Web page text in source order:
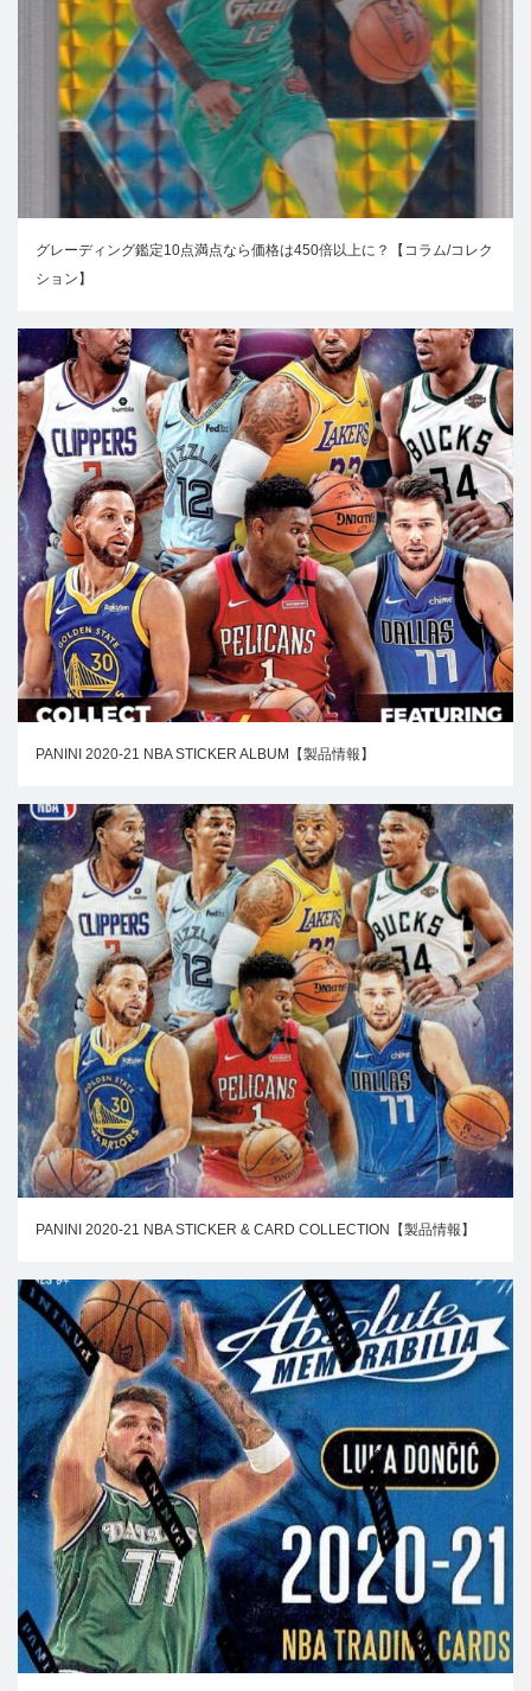
グレーディング鑑定10点満点なら価格は450倍以上に？【コラム/コレク
ション】
PANINI 2020-21 NBA STICKER ALBUM【製品情報】
PANINI 2020-21 NBA STICKER & CARD COLLECTION【製品情報】